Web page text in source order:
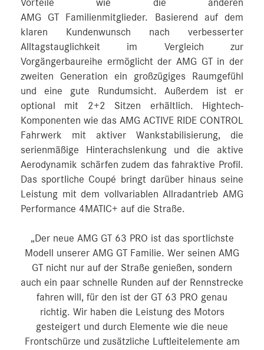
Vorteile wie die anderen
AMG GT Familienmitglieder. Basierend auf dem
klaren Kundenwunsch nach verbesserter
Alltagstauglichkeit im Vergleich zur
Vorgängerbaureihe ermöglicht der AMG GT in der
zweiten Generation ein großzügiges Raumgefühl
und eine gute Rundumsicht. Außerdem ist er
optional mit 2+2 Sitzen erhältlich. Hightech-
Komponenten wie das AMG ACTIVE RIDE CONTROL
Fahrwerk mit aktiver Wankstabilisierung, die
serienmäßige Hinterachslenkung und die aktive
Aerodynamik schärfen zudem das fahraktive Profil.
Das sportliche Coupé bringt darüber hinaus seine
Leistung mit dem vollvariablen Allradantrieb AMG
Performance 4MATIC+ auf die Straße.
„Der neue AMG GT 63 PRO ist das sportlichste
Modell unserer AMG GT Familie. Wer seinen AMG
GT nicht nur auf der Straße genießen, sondern
auch ein paar schnelle Runden auf der Rennstrecke
fahren will, für den ist der GT 63 PRO genau
richtig. Wir haben die Leistung des Motors
gesteigert und durch Elemente wie die neue
Frontschürze und zusätzliche Luftleitelemente am